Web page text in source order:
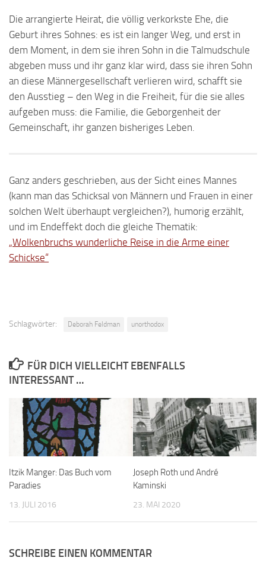
Die arrangierte Heirat, die völlig verkorkste Ehe, die
Geburt ihres Sohnes: es ist ein langer Weg, und erst in
dem Moment, in dem sie ihren Sohn in die Talmudschule
abgeben muss und ihr ganz klar wird, dass sie ihren Sohn
an diese Männergesellschaft verlieren wird, schafft sie
den Ausstieg – den Weg in die Freiheit, für die sie alles
aufgeben muss: die Familie, die Geborgenheit der
Gemeinschaft, ihr ganzen bisheriges Leben.
Ganz anders geschrieben, aus der Sicht eines Mannes
(kann man das Schicksal von Männern und Frauen in einer
solchen Welt überhaupt vergleichen?), humorig erzählt,
und im Endeffekt doch die gleiche Thematik:
„Wolkenbruchs wunderliche Reise in die Arme einer
Schickse“
Schlagwörter: Deborah Feldman unorthodox
FÜR DICH VIELLEICHT EBENFALLS
INTERESSANT …
Itzik Manger: Das Buch vom
Paradies
13. JULI 2016
Joseph Roth und André
Kaminski
23. MAI 2020
SCHREIBE EINEN KOMMENTAR